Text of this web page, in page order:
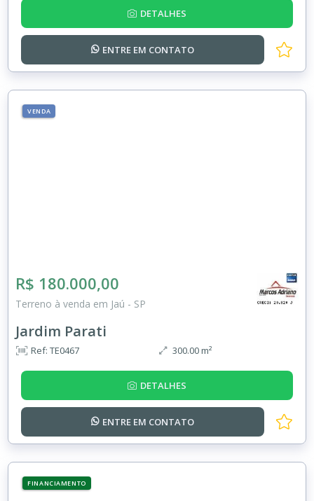
DETALHES
ENTRE EM CONTATO
VENDA
R$ 180.000,00
Terreno à venda em Jaú - SP
Jardim Parati
Ref: TE0467 300.00 m²
DETALHES
ENTRE EM CONTATO
FINANCIAMENTO